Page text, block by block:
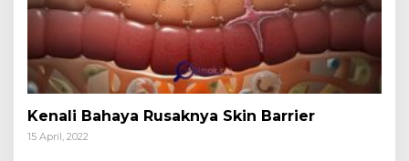
Kenali Bahaya Rusaknya Skin Barrier
15 April, 2022